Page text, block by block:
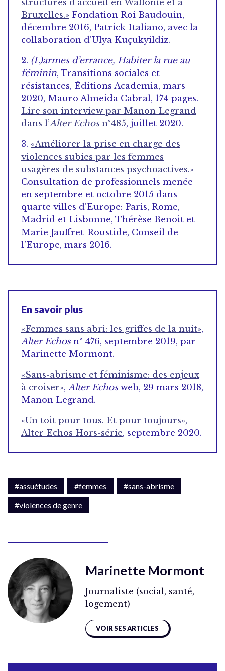
structures d’accueil en Wallonie et à
Bruxelles.» Fondation Roi Baudouin,
décembre 2016, Patrick Italiano, avec la
collaboration d’Ulya Kuçukyildiz.
2. (L)armes d’errance, Habiter la rue au
féminin, Transitions sociales et
résistances, Éditions Academia, mars
2020, Mauro Almeida Cabral, 174 pages.
Lire son interview par Manon Legrand
dans l’Alter Echosn°485, juillet 2020.
3. «Améliorer la prise en charge des
violences subies par les femmes
usagères de substances psychoactives.»
Consultation de professionnels menée
en septembre et octobre 2015 dans
quarte villes d’Europe: Paris, Rome,
Madrid et Lisbonne, Thérèse Benoit et
Marie Jauffret-Roustide, Conseil de
l’Europe, mars 2016.
En savoir plus
«Femmes sans abri: les griffes de la nuit»,
Alter Echosn° 476, septembre 2019, par
Marinette Mormont.
«Sans-abrisme et féminisme: des enjeux
à croiser», Alter Echosweb, 29 mars 2018,
Manon Legrand.
«Un toit pour tous. Et pour toujours»,
Alter Echos Hors-série, septembre 2020.
#assuétudes #femmes
#sans-abrisme
#violences de genre
Marinette Mormont
Journaliste (social, santé,
logement)
VOIR SES ARTICLES